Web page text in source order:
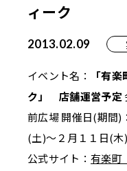
ィーク
2013.02.09
イベント名：
「有
ク」 店舗運営予定
前広場 開催日(期間)
(土)～２月１１日(木
公式サイト：有楽町